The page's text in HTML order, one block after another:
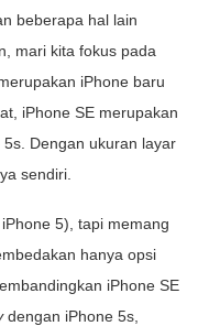
beberapa hal lain
mari kita fokus pada
iPhone baru
iPhone SE merupakan
Dengan ukuran layar
sendiri.
5), tapi memang
hanya opsi
iPhone SE
dengan iPhone 5s,